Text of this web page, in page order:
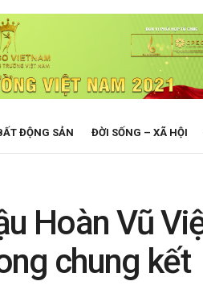
ĐỘNG SẢN ĐỜI SỐNG – XÃ HỘI
Hoàn Vũ
chung kết